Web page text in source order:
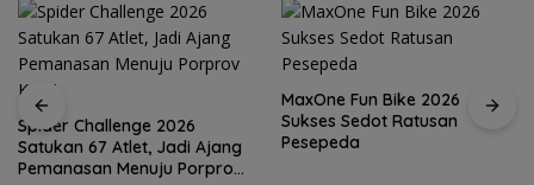
Spider Challenge 2026
Satukan 67 Atlet, Jadi Ajang
Pemanasan Menuju Porprov
MaxOne Fun Bike 2026
Sukses Sedot Ratusan
Pesepeda